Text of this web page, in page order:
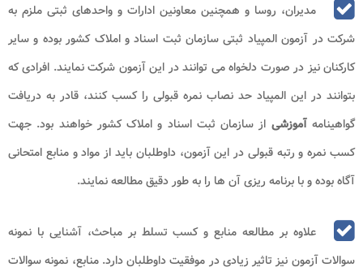
مدیران، روسا و همچنین معاونین ادارات و واحدهای ثبتی ملزم به
شرکت در آزمون المپیاد ثبتی سازمان ثبت اسناد و املاک کشور بوده و سایر
کارکنان نیز در صورت دلخواه می توانند در این آزمون شرکت نمایند. افرادی که
بتوانند در این المپیاد حد نصاب نمره قبولی را کسب کنند، قادر به دریافت
گواهینامهآموزشی از سازمان ثبت اسناد و املاک کشور خواهند بود. جهت
کسب نمره و رتبه قبولی در این آزمون، داوطلبان باید از مواد و منابع امتحانی
آگاه بوده و با برنامه ریزی آن ها را به طور دقیق مطالعه نمایند.
علاوه بر مطالعه منابع و کسب تسلط بر مباحث، آشنایی با نمونه
سوالات آزمون نیز تاثیر زیادی در موفقیت داوطلبان دارد. منابع، نمونه سوالات